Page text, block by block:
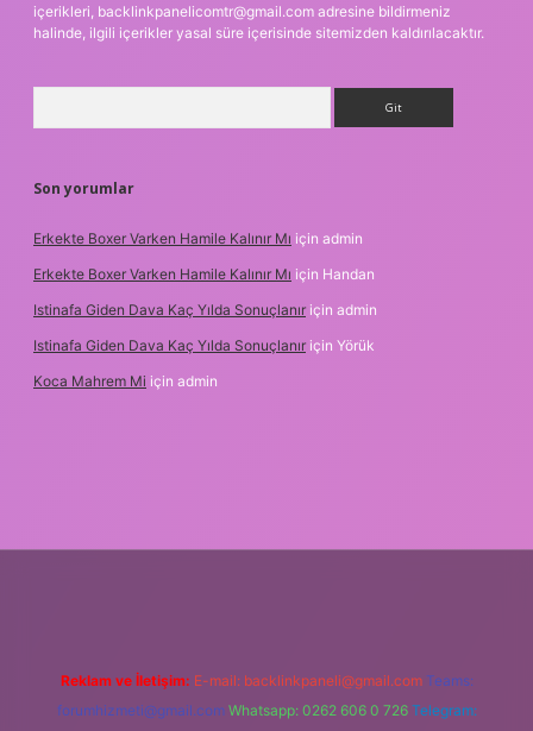
içerikleri, backlinkpanelicomtr@gmail.com adresine bildirmeniz
halinde, ilgili içerikler yasal süre içerisinde sitemizden kaldırılacaktır.
Son yorumlar
Erkekte Boxer Varken Hamile Kalınır Mı için admin
Erkekte Boxer Varken Hamile Kalınır Mı için Handan
Istinafa Giden Dava Kaç Yılda Sonuçlanır için admin
Istinafa Giden Dava Kaç Yılda Sonuçlanır için Yörük
Koca Mahrem Mi için admin
Reklam ve İletişim: E-mail: backlinkpaneli@gmail.com Teams:
forumhizmeti@gmail.com Whatsapp: 0262 606 0 726 Telegram: